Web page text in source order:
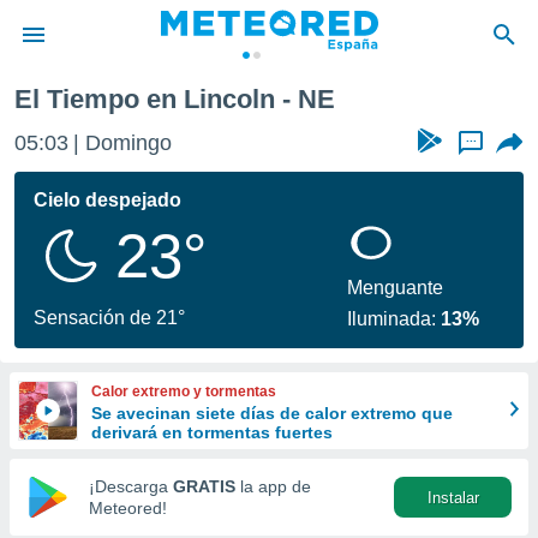
de
por
se
calidad.
a este
las
y
forma
digital
basada
El Tiempo en Lincoln - NE
05:03 Domingo ...
Cielo despejado
23°
Sensación de 21°
Menguante
Iluminada: 13%
Calor extremo y tormentas
Se avecinan siete días de calor extremo que
derivará en tormentas fuertes
¡Descarga GRATIS la app de
Meteored!
Instalar